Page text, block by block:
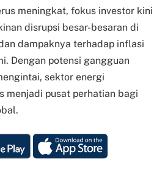
meningkat, fokus investor kini
disrupsi besar-besaran di
dampaknya terhadap inflasi
Dengan potensi gangguan
sektor energi
menjadi pusat perhatian bagi